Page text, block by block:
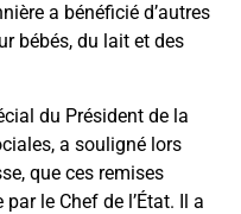
a bénéficié d’autres
bébés, du lait et des
du Président de la
a souligné lors
que ces remises
le Chef de l’État. Il a